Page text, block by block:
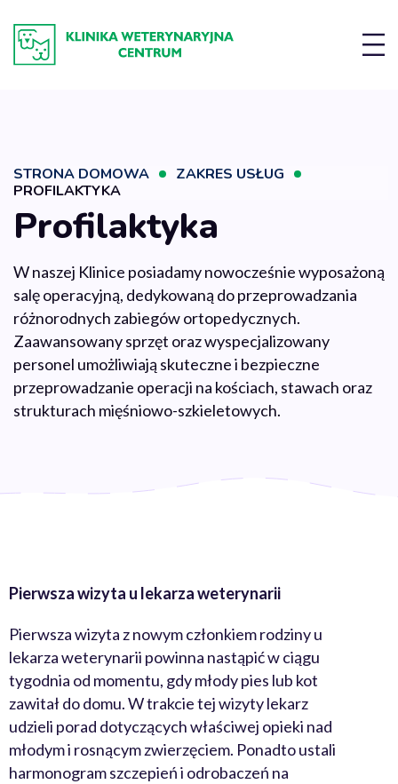
STRONA DOMOWA
ZAKRES USŁUG
PROFILAKTYKA
Profilaktyka
W naszej Klinice posiadamy nowocześnie wyposażoną
salę operacyjną, dedykowaną do przeprowadzania
różnorodnych zabiegów ortopedycznych.
Zaawansowany sprzęt oraz wyspecjalizowany
personel umożliwiają skuteczne i bezpieczne
przeprowadzanie operacji na kościach, stawach oraz
strukturach mięśniowo-szkieletowych.
Pierwsza wizyta u lekarza weterynarii
Pierwsza wizyta z nowym członkiem rodziny u
lekarza weterynarii powinna nastąpić w ciągu
tygodnia od momentu, gdy młody pies lub kot
zawitał do domu. W trakcie tej wizyty lekarz
udzieli porad dotyczących właściwej opieki nad
młodym i rosnącym zwierzęciem. Ponadto ustali
harmonogram szczepień i odrobaczeń na